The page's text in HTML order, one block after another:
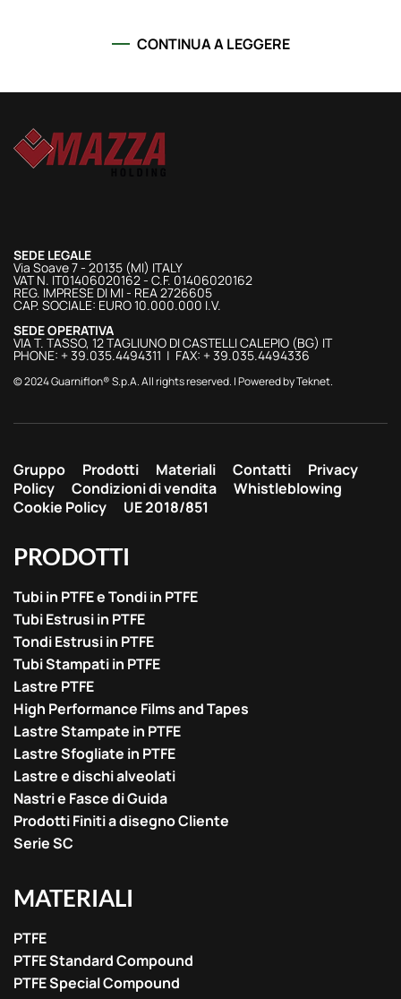
CONTINUA A LEGGERE
SEDE LEGALE
Via Soave 7 - 20135 (MI) ITALY
VAT N. IT01406020162 - C.F. 01406020162
REG. IMPRESE DI MI - REA 2726605
CAP. SOCIALE: EURO 10.000.000 I.V.
SEDE OPERATIVA
VIA T. TASSO, 12 TAGLIUNO DI CASTELLI CALEPIO (BG) IT
PHONE: + 39.035.4494311 | FAX: + 39.035.4494336
© 2024 Guarniflon® S.p.A. All rights reserved. | Powered byTeknet.
Gruppo Prodotti Materiali Contatti
Privacy
Policy
Condizioni di vendita
Whistleblowing
Cookie Policy
UE 2018/851
PRODOTTI
Tubi in PTFE e Tondi in PTFE
Tubi Estrusi in PTFE
Tondi Estrusi in PTFE
Tubi Stampati in PTFE
Lastre PTFE
High Performance Films and Tapes
Lastre Stampate in PTFE
Lastre Sfogliate in PTFE
Lastre e dischi alveolati
Nastri e Fasce di Guida
Prodotti Finiti a disegno Cliente
Serie SC
MATERIALI
PTFE
PTFE Standard Compound
PTFE Special Compound